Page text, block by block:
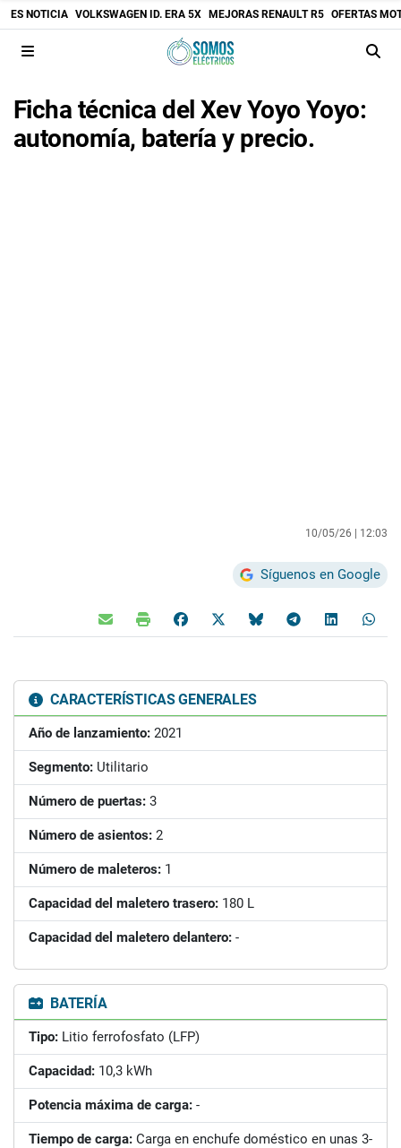
ES NOTICIA VOLKSWAGEN ID. ERA 5X MEJORAS RENAULT R5 OFERTAS
Ficha técnica del Xev Yoyo Yoyo:
autonomía, batería y precio.
10/05/26 | 12:03
Síguenos en Google
CARACTERÍSTICAS GENERALES
Año de lanzamiento: 2021
Segmento: Utilitario
Número de puertas: 3
Número de asientos: 2
Número de maleteros: 1
Capacidad del maletero trasero: 180 L
Capacidad del maletero delantero: -
BATERÍA
Tipo: Litio ferrofosfato (LFP)
Capacidad: 10,3 kWh
Potencia máxima de carga: -
Tiempo de carga: Carga en enchufe doméstico en unas 3-